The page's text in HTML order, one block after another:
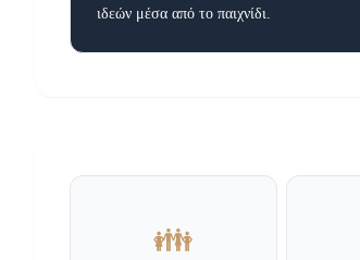
ιδεών μέσα από το παιχνίδι.
👪